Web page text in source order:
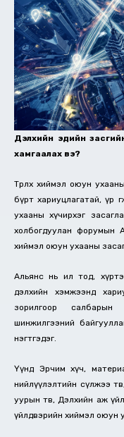
Дэлхийн эдийн
хамгаалах вэ?
Төрөлх хиймэл оюун
бүрт хариуцлагатай, үр
ухааны хүчирхэг
холбогдуулан форумын
хиймэл оюун ухааны
Альянс нь ил тод,
дэлхийн хэмжээнд
зорилгоор салбарын
шинжилгээний
нэгтгэдэг.
Үүнд Эрчим хүч,
нийлүүлэлтийн сүлжээ
уурын төв, Дэлхийн аж
үйлдвэрийн хиймэл оюун